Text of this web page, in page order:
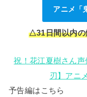
アニメ「
△31日間以内の
祝！花江夏樹さん
刃】アニ
予告編はこちら